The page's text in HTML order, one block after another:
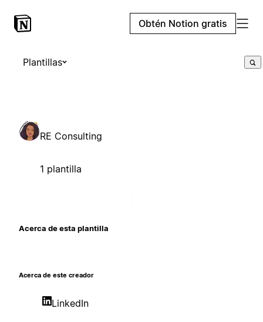
Obtén Notion gratis
Plantillas
RE Consulting
1 plantilla
Acerca de esta plantilla
Acerca de este creador
LinkedIn